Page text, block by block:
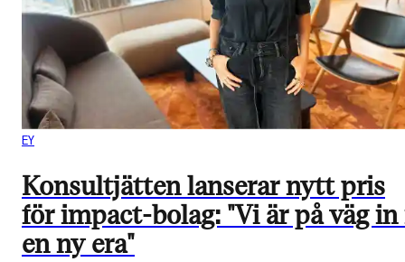
EY
Konsultjätten lanserar nytt pris
för impact-bolag: "Vi är på väg in
en ny era"